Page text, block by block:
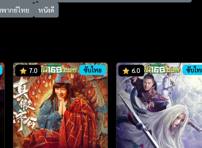
ากย์ไทย หนังดี
7.0 ซับไทย 6.0 ซับไ